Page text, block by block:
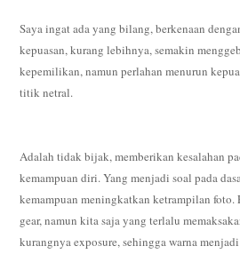
Saya ingat ada yang bilang, berkenaan
kepuasan, kurang lebihnya, semakin
kepemilikan, namun perlahan menurun
titik netral.
Adalah tidak bijak, memberikan kesalahan
kemampuan diri. Yang menjadi soal pada
kemampuan meningkatkan ketrampilan foto.
gear, namun kita saja yang terlalu
kurangnya exposure, sehingga warna